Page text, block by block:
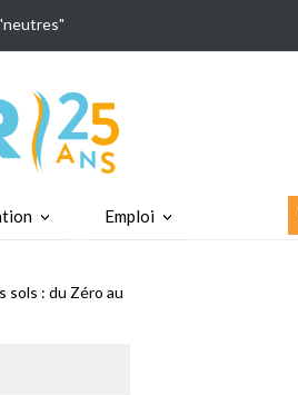
Emploi
sols : du Zéro au